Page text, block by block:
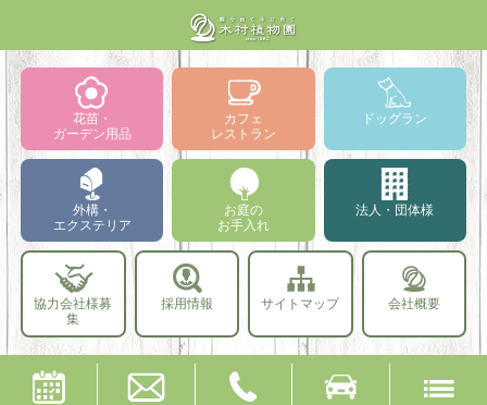
花苗・
ガーデン用品
カフェ
レストラン
ドッグラン
外構・
エクステリア
お庭の
お手入れ
法人・団体様
協力会社様募
集
採用情報 サイトマップ 会社概要